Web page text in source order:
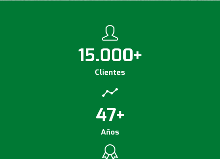
15.000+
Clientes
47+
Años